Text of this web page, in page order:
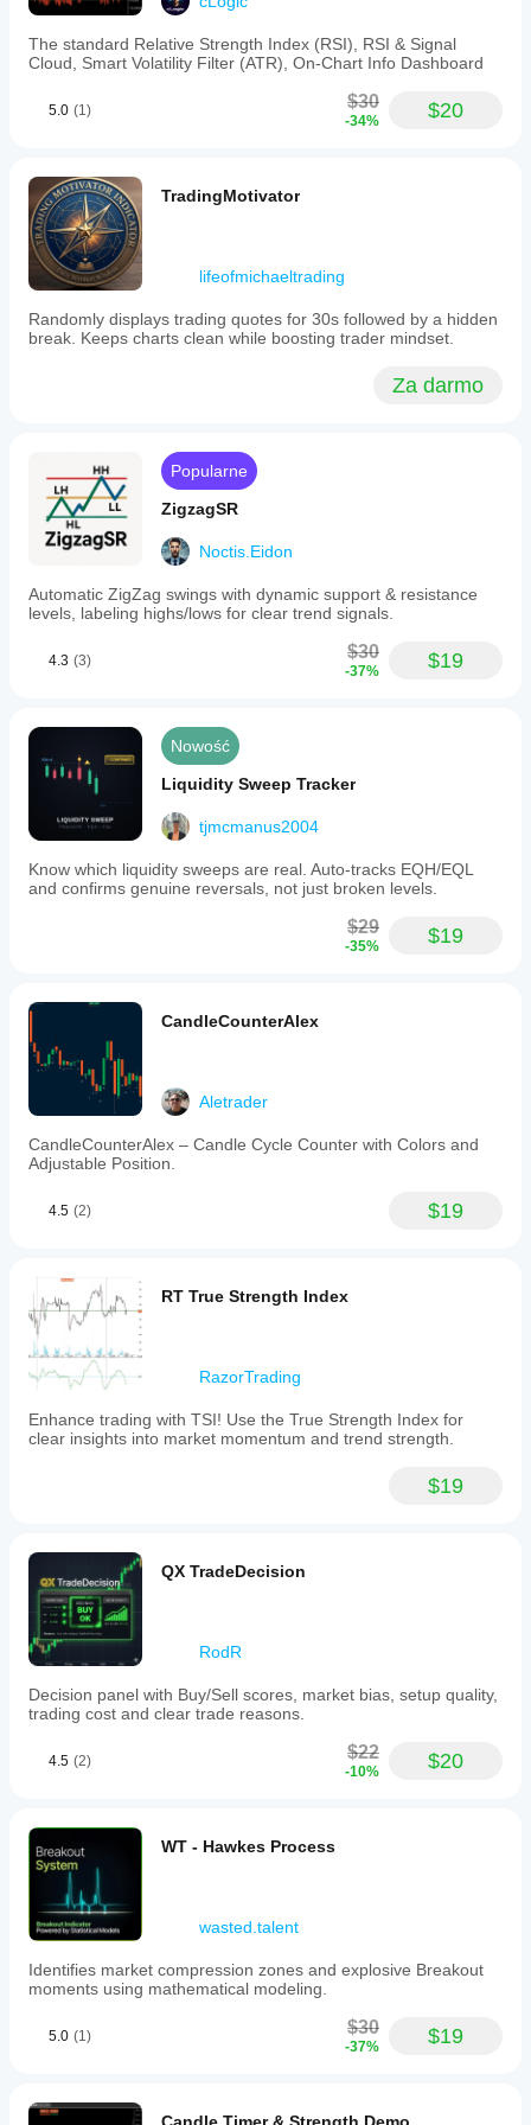
period
determine
swing
dynamically.
Users
which
Fibonacci
levels
to
display,
including
standard
retracements
and
extended
200%,
and
261.8%,
commonly
used
for
trend
continuation.
level’s
color
individually
for
clear
distinction.
The
indicator
updates
in
market
providing
an
automated
tool
for
who
use
and
extension
levels
identify
potential
entry
and
exit
points.
etc
within a
second of
draw
problem
with the
coding so
fix it and
it would
be worth
a 5*
my
friend,
thanks
for the
upload
Automatically
points and
plots
Fibonacci
retracement
levels. Easy
customizable,
works across
saving and
swing
tracking.
Requires
additional
tools for
reliable
The standard Relative Strength Index (RSI), RSI & Signal
Cloud, Smart Volatility Filter (ATR), On-Chart Info Dashboard
5.0 (1) $30
-34% $20
TradingMotivator
lifeofmichaeltrading
Randomly displays trading quotes for 30s followed by a hidden
break. Keeps charts clean while boosting trader mindset.
Za darmo
Popularne
ZigzagSR
Noctis.Eidon
Automatic ZigZag swings with dynamic support & resistance
levels, labeling highs/lows for clear trend signals.
4.3 (3) $30
-37% $19
Nowość
Liquidity Sweep Tracker
tjmcmanus2004
Know which liquidity sweeps are real. Auto-tracks EQH/EQL
and confirms genuine reversals, not just broken levels.
$29
-35% $19
CandleCounterAlex
Aletrader
CandleCounterAlex – Candle Cycle Counter with Colors and
Adjustable Position.
4.5 (2) $19
RT True Strength Index
RazorTrading
Enhance trading with TSI! Use the True Strength Index for
clear insights into market momentum and trend strength.
$19
QX TradeDecision
RodR
Decision panel with Buy/Sell scores, market bias, setup quality,
trading cost and clear trade reasons.
4.5 (2) $22
-10% $20
WT - Hawkes Process
wasted.talent
Identifies market compression zones and explosive Breakout
moments using mathematical modeling.
5.0 (1) $30
-37% $19